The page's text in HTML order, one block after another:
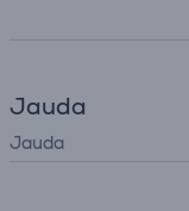
Jauda
Jauda